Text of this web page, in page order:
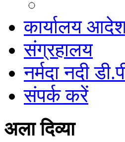
कार्यालय
संग्रहालय
नर्मदा नदी
संपर्क करें
अला दिव्या